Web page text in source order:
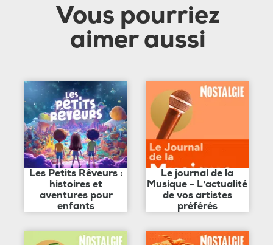
Vous pourriez
aimer aussi
Les Petits Rêveurs :
histoires et
aventures pour
enfants
Le journal de la
Musique - L'actualité
de vos artistes
préférés